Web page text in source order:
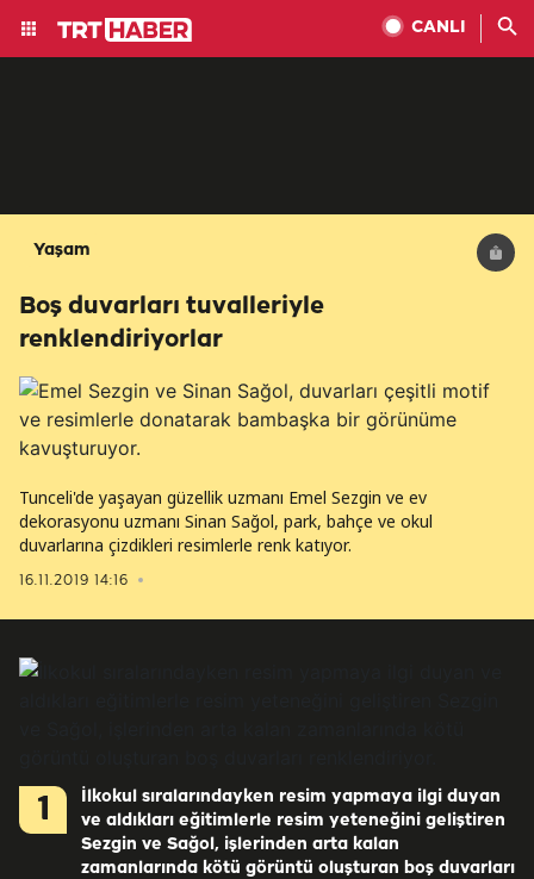
CANLI
Yaşam
Boş duvarları tuvalleriyle
renklendiriyorlar
16.11.2019 14:16
Tunceli'de yaşayan güzellik uzmanı Emel Sezgin ve ev
dekorasyonu uzmanı Sinan Sağol, park, bahçe ve okul
duvarlarına çizdikleri resimlerle renk katıyor.
1
İlkokul sıralarındayken resim yapmaya ilgi duyan
ve aldıkları eğitimlerle resim yeteneğini geliştiren
Sezgin ve Sağol, işlerinden arta kalan
zamanlarında kötü görüntü oluşturan boş duvarları